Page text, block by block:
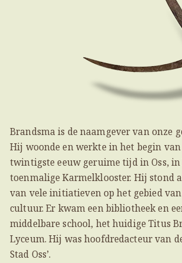
Brandsma is de naamgever van onze
Hij woonde en werkte in het begin van
twintigste eeuw geruime tijd in Oss,
toenmalige Karmelklooster. Hij stond
van vele initiatieven op het gebied
cultuur. Er kwam een bibliotheek en
middelbare school, het huidige Titus
Lyceum. Hij was hoofdredacteur van
Stad Oss’.